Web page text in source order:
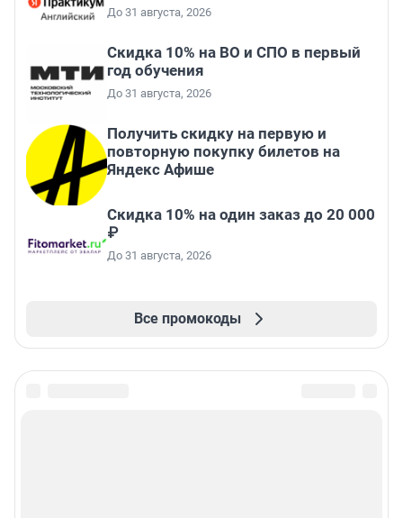
До 31 августа, 2026
Скидка 10% на ВО и СПО в первый
год обучения
До 31 августа, 2026
Получить скидку на первую и
повторную покупку билетов на
Яндекс Афише
Скидка 10% на один заказ до 20 000
₽
До 31 августа, 2026
Все промокоды